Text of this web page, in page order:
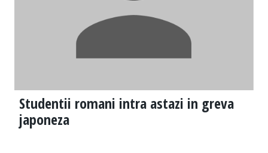
Studentii romani intra astazi in greva
japoneza